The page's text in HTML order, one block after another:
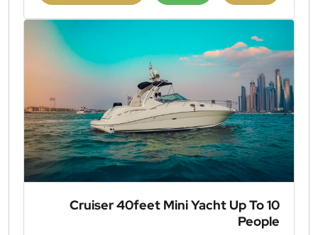
Cruiser 40feet Mini Yacht Up To 10
People